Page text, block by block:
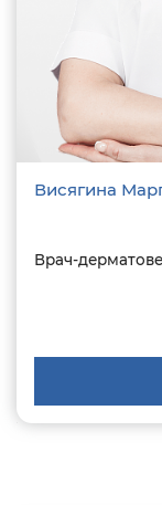
Висягина
Врач-